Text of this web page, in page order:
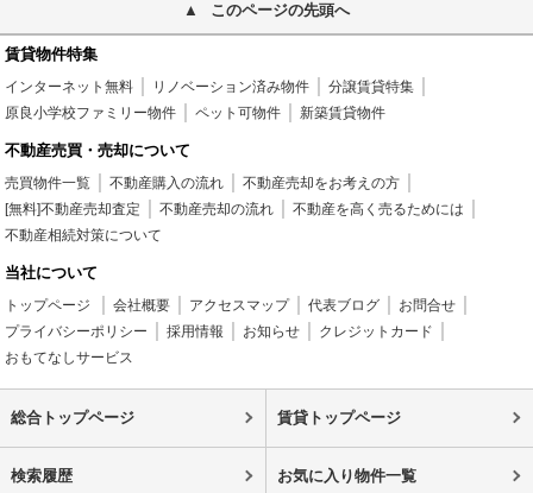
このページの先頭へ
賃貸物件特集
インターネット無料 リノベーション済み物件
分譲賃貸特集
原良小学校ファミリー物件
ペット可物件 新築賃貸物件
不動産売買・売却について
売買物件一覧 不動産購入の流れ
不動産売却をお考えの方
[無料]不動産売却査定
不動産売却の流れ
不動産を高く売るためには
不動産相続対策について
当社について
トップページ 会社概要 アクセスマップ 代表ブログ
お問合せ
プライバシーポリシー
採用情報 お知らせ
クレジットカード
おもてなしサービス
総合トップページ 賃貸トップページ
検索履歴 お気に入り物件一覧